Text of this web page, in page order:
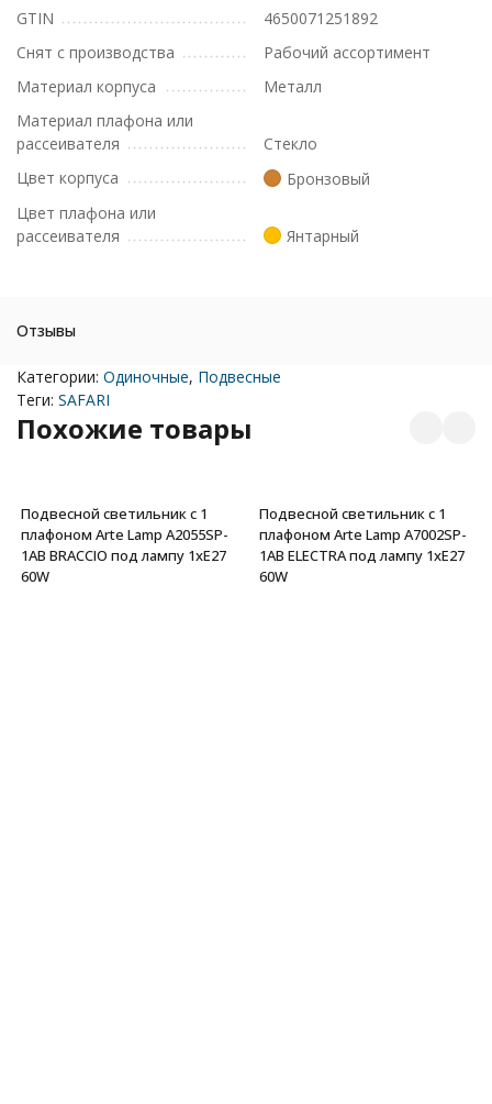
GTIN
4650071251892
Снят с производства
Рабочий ассортимент
Материал корпуса
Металл
Материал плафона или
рассеивателя
Стекло
Цвет корпуса
Бронзовый
Цвет плафона или
рассеивателя
Янтарный
Отзывы
Категории: Одиночные, Подвесные
Теги: SAFARI
Похожие товары
Подвесной светильник с 1
плафоном Arte Lamp A2055SP-
1AB BRACCIO под лампу 1xE27
60W
Подвесной светильник с 1
плафоном Arte Lamp A7002SP-
1AB ELECTRA под лампу 1xE27
60W